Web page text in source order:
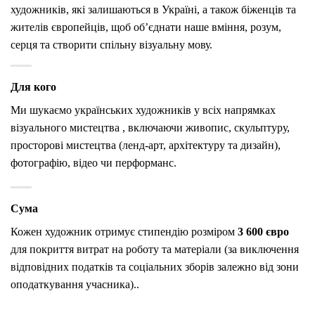
художників, які залишаються в Україні, а також біженців та
жителів європейців, щоб об’єднати наше вміння, розум,
серця та створити спільну візуальну мову.
Для кого
Ми шукаємо українських художників у всіх напрямках
візуального мистецтва , включаючи живопис, скульптуру,
просторові мистецтва (ленд-арт, архітектуру та дизайн),
фотографію, відео чи перформанс.
Сума
Кожен художник отримує стипендію розміром 3 600 євро
для покриття витрат на роботу та матеріали (за виключення
відповідних податків та соціальних зборів залежно від зони
оподаткування учасника)..